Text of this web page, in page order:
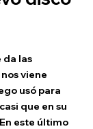
da las
viene
usó para
que en su
este último